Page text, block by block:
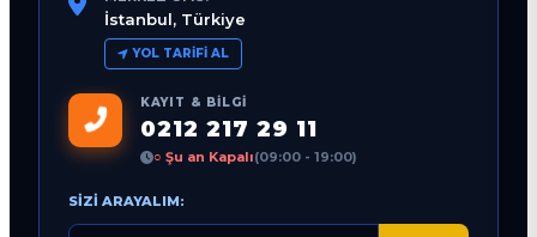
İstanbul, Türkiye
YOL TARIFI AL
KAYIT & BILGI
0212 217 29 11
○ Şu an Kapalı(09:00 - 19:00)
SIZI ARAYALIM: